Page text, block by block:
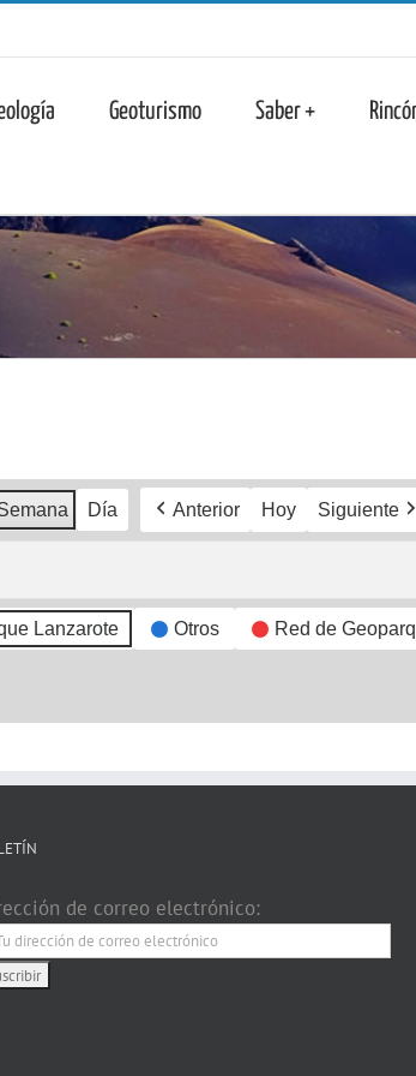
Geoturismo Saber +
Día Anterior Hoy Siguiente
Lanzarote Otros Red de
de correo electrónico: